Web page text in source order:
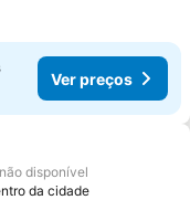
Ver preços
aos favoritos
disponível
da cidade